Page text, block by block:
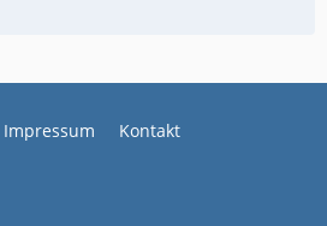
Impressum Kontakt